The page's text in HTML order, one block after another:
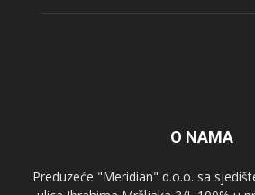
O NAMA
Preduzeće "Meridian" d.o.o. sa